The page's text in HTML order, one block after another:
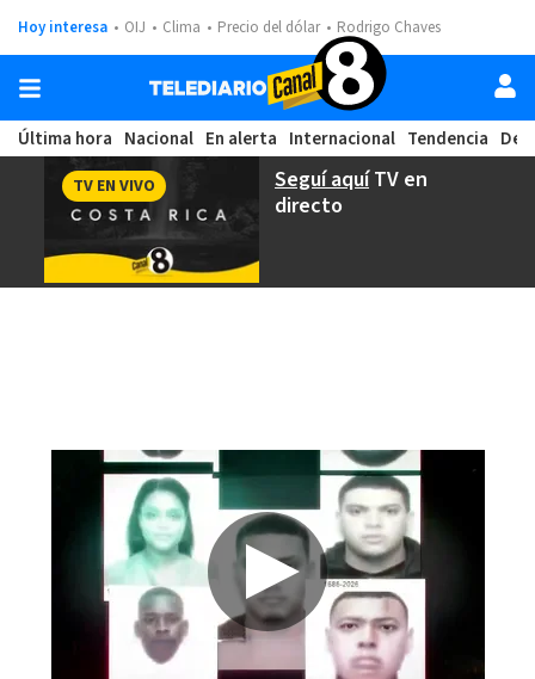
Hoy interesa OIJ Clima Precio del dólar Rodrigo Chaves
Última hora Nacional En alerta Internacional Tendencia
Seguí aquíTV en
directo
TV EN VIVO